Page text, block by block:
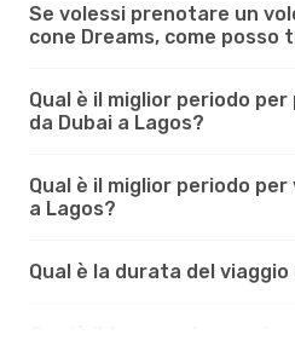
Se volessi prenotare un
cone Dreams, come posso
Qual è il miglior periodo
da Dubai a Lagos?
Qual è il miglior periodo
a Lagos?
Qual è la durata del